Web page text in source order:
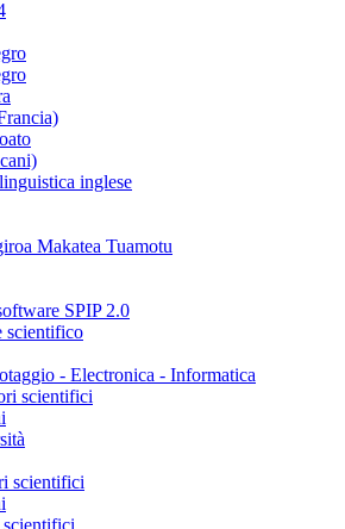
inglese
Makatea Tuamotu
SPIP 2.0
scientifico
- Electronica - Informatica
scientifici
scientifici
scientifici